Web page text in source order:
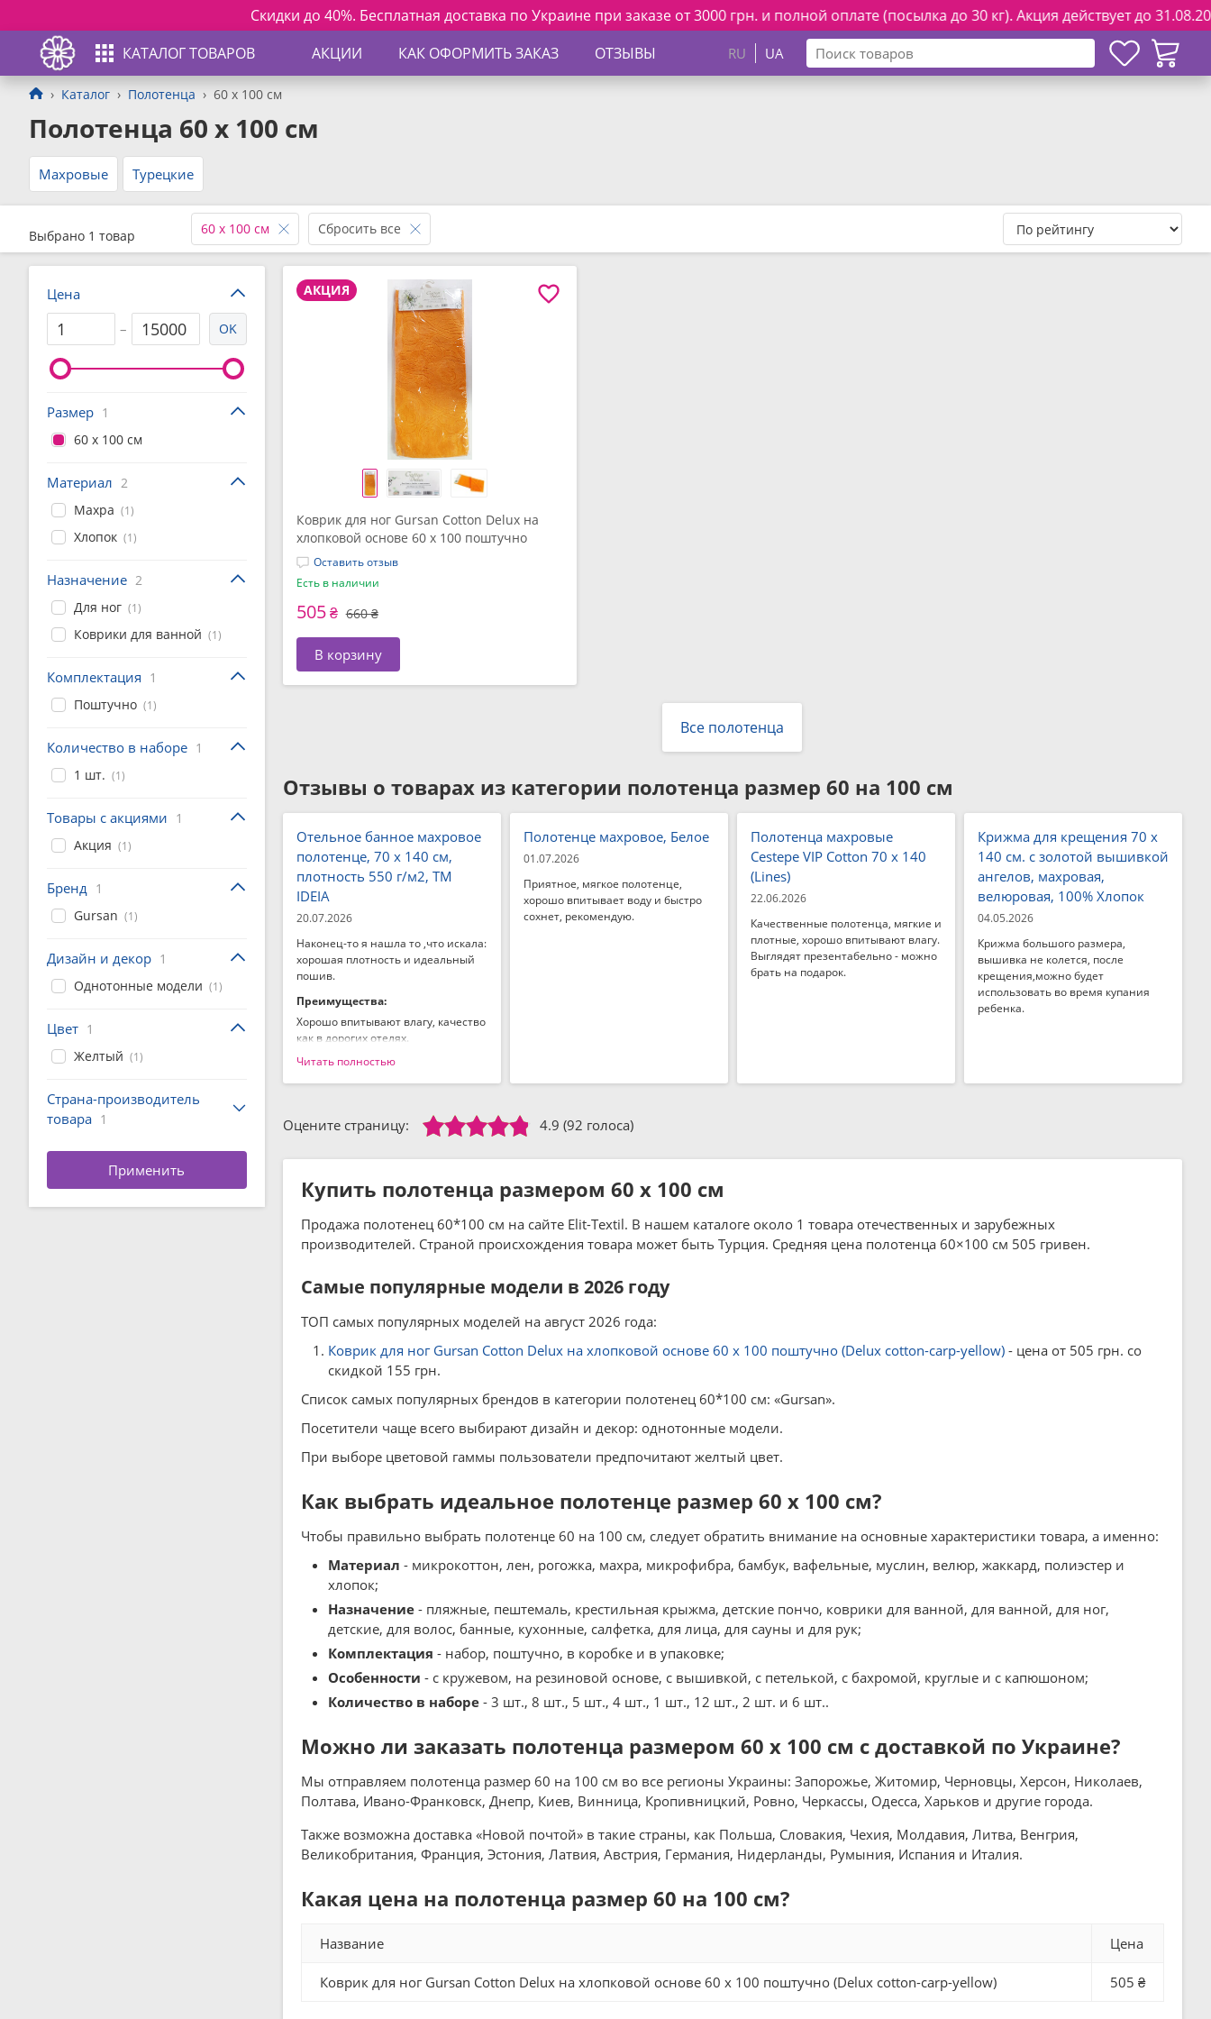
Скидки до 40%. Бесплатная доставка по Украине при заказе от 3000 грн. и полной оплате (посылка до 30 кг). Акция действует до 31.08.2026.
КАТАЛОГ ТОВАРОВ
АКЦИИ КАК ОФОРМИТЬ ЗАКАЗ ОТЗЫВЫ RU UA
Каталог Полотенца 60 x 100 см
Полотенца 60 x 100 см
Махровые Турецкие
Выбрано 1 товар 60 x 100 см Сбросить все
АКЦИЯ
Коврик для ног Gursan Cotton Delux на
хлопковой основе 60 x 100 поштучно
(Delux cotton-carp-yellow)
Оставить отзыв
Есть в наличии
505₴ 660 ₴
В корзину
Все полотенца
Отзывы о товарах из категории полотенца размер 60 на 100 см
Отельное банное махровое
полотенце, 70 x 140 см,
плотность 550 г/м2, ТМ
IDEIA
20.07.2026
Наконец-то я нашла то ,что искала:
хорошая плотность и идеальный
пошив.
Преимущества:
Хорошо впитывают влагу, качество
как в дорогих отелях.
Недостатки:
Не нашла.
Читать полностью
Полотенце махровое, Белое
01.07.2026
Приятное, мягкое полотенце,
хорошо впитывает воду и быстро
сохнет, рекомендую.
Полотенца махровые
Cestepe VIP Cotton 70 x 140
(Lines)
22.06.2026
Качественные полотенца, мягкие и
плотные, хорошо впитывают влагу.
Выглядят презентабельно - можно
брать на подарок.
Крижма для крещения 70 x
140 см. с золотой вышивкой
ангелов, махровая,
велюровая, 100% Хлопок
04.05.2026
Крижма большого размера,
вышивка не колется, после
крещения,можно будет
использовать во время купания
ребенка.
Оцените страницу: 4.9 (92 голоса)
Купить полотенца размером 60 x 100 см
Продажа полотенец 60*100 см на сайте Elit-Textil. В нашем каталоге около 1 товара отечественных и зарубежных
производителей. Страной происхождения товара может быть Турция. Средняя цена полотенца 60×100 см 505 гривен.
Самые популярные модели в 2026 году
ТОП самых популярных моделей на август 2026 года:
Коврик для ног Gursan Cotton Delux на хлопковой основе 60 x 100 поштучно (Delux cotton-carp-yellow)- цена от 505 грн. со
скидкой 155 грн.
Список самых популярных брендов в категории полотенец 60*100 см: «Gursan».
Посетители чаще всего выбирают дизайн и декор: однотонные модели.
При выборе цветовой гаммы пользователи предпочитают желтый цвет.
Как выбрать идеальное полотенце размер 60 x 100 см?
Чтобы правильно выбрать полотенце 60 на 100 см, следует обратить внимание на основные характеристики товара, а именно:
Материал - микрокоттон, лен, рогожка, махра, микрофибра, бамбук, вафельные, муслин, велюр, жаккард, полиэстер и
хлопок;
Назначение- пляжные, пештемаль, крестильная крыжма, детские пончо, коврики для ванной, для ванной, для ног,
детские, для волос, банные, кухонные, салфетка, для лица, для сауны и для рук;
Комплектация - набор, поштучно, в коробке и в упаковке;
Особенности - с кружевом, на резиновой основе, с вышивкой, с петелькой, с бахромой, круглые и с капюшоном;
Количество в наборе- 3 шт., 8 шт., 5 шт., 4 шт., 1 шт., 12 шт., 2 шт. и 6 шт..
Можно ли заказать полотенца размером 60 x 100 см с доставкой по Украине?
Мы отправляем полотенца размер 60 на 100 см во все регионы Украины: Запорожье, Житомир, Черновцы, Херсон, Николаев,
Полтава, Ивано-Франковск, Днепр, Киев, Винница, Кропивницкий, Ровно, Черкассы, Одесса, Харьков и другие города.
Также возможна доставка «Новой почтой» в такие страны, как Польша, Словакия, Чехия, Молдавия, Литва, Венгрия,
Великобритания, Франция, Эстония, Латвия, Австрия, Германия, Нидерланды, Румыния, Испания и Италия.
Какая цена на полотенца размер 60 на 100 см?
Название Цена
Коврик для ног Gursan Cotton Delux на хлопковой основе 60 x 100 поштучно (Delux cotton-carp-yellow) 505 ₴
Цена
–
OK
Размер 1
60 x 100 см
Материал 2
Махра (1)
Хлопок (1)
Назначение 2
Для ног (1)
Коврики для ванной (1)
Комплектация 1
Поштучно (1)
Количество в наборе 1
1 шт. (1)
Товары с акциями 1
Акция (1)
Бренд 1
Gursan (1)
Дизайн и декор 1
Однотонные модели (1)
Цвет 1
Желтый (1)
Страна-производитель
товара 1